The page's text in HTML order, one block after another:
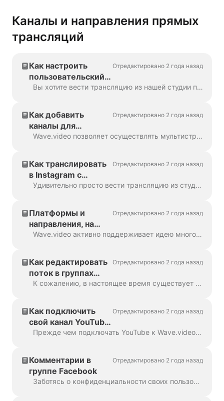
Каналы и направления прямых
трансляций
Как настроить
пользовательский
пункт назначения
Отредактировано 2 года назад
Вы хотите вести трансляцию из нашей студии прямых трансляций на еще не поддерживаемую платформу? Не беспокойтесь, мы можем сделать это с помощью специального протокола RTMP. RTMP позволяет...
Как добавить
каналы для
мультистриминга
Отредактировано 2 года назад
Wave.video позволяет осуществлять мультистриминг на страницу/группу/профиль Facebook, аккаунт YouTube и RTMP-канал одновременно! Вы можете добавить несколько направлений ...
Как транслировать
в Instagram с
помощью
Отредактировано 2 года назад
Удивительно просто вести трансляцию из студии Live-streaming Wave.video на свой аккаунт в Instagram. Все функции студии будут доступны для вас во время...
Платформы и
направления, на
которые вы можете
помощью
Wave.video?
Отредактировано 2 года назад
Wave.video активно поддерживает идею многопотокового вещания, поэтому мы предлагаем различные варианты направлений трансляции. На сегодняшний день мы предлагаем ...
Как редактировать
поток в группах
Facebook
Отредактировано 2 года назад
К сожалению, в настоящее время существует проблема с Facebook, которая не позволяет нам поддерживать редактирование потоков в группах Facebook. Чтобы внести какие-либо изменения ...
Как подключить
свой канал YouTube
для прямых
Отредактировано 2 года назад
Прежде чем подключать YouTube к Wave.video, сначала проверьте, все ли в вашей учетной записи YouTube настроено и готово к прямой трансляции. Проверьте свою учетную запись YouTube. F...
Комментарии в
группе Facebook
Отредактировано 2 года назад
Заботясь о конфиденциальности своих пользователей, Facebook ограничивает Wave.video доступ и показ имен и фотографий профиля тех, кто оставляет комме...